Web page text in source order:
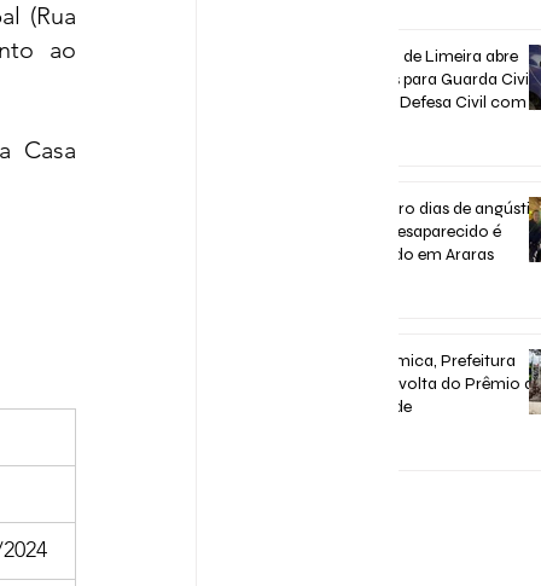
Concurso de Limeira abre
inscrições para Guarda Civil,
Trânsito e Defesa Civil com
Após quatro dias de
homem desaparecido é
encontrado em Araras
Após polêmica, Prefeitura
confirma volta do Prêmio de
Assiduidade
(Rua
ao
Casa